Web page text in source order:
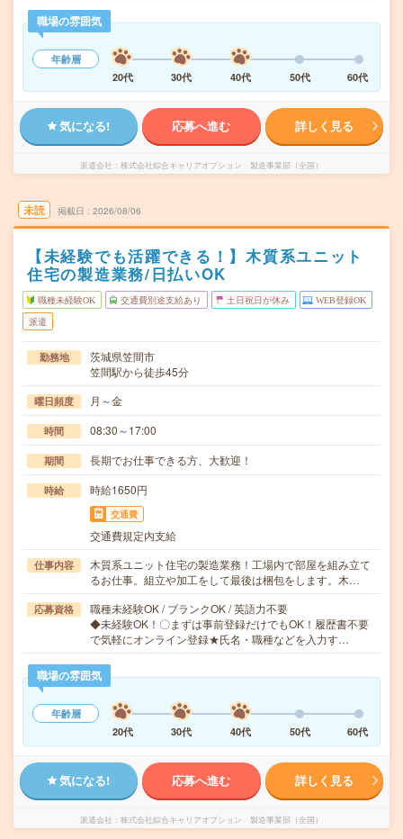
職場の雰囲気
年齢層
20代
30代 40代 50代 60代
気になる! 応募へ進む 詳しく見る
派遣会社 株式会社綜合キャリアオプション 製造事業部（全国）
未読 掲載日 2026/08/06
【未経験でも活躍できる！】木質系ユニット
住宅の製造業務/日払いOK
職種未経験OK 交通費別途支給あり 土日祝日が休み WEB登録OK
派遣
勤務地
茨城県笠間市
笠間駅から徒歩45分
曜日頻度 月～金
時間 08:30～17:00
期間 長期でお仕事できる方、大歓迎！
時給 時給1650円
交通費
交通費規定内支給
仕事内容
木質系ユニット住宅の製造業務！工場内で部屋を組み立て
るお仕事。組立や加工をして最後は梱包をします。木…
応募資格
職種未経験OK / ブランクOK / 英語力不要
◆未経験OK！〇まずは事前登録だけでもOK！履歴書不要
で気軽にオンライン登録★氏名・職種などを入力す…
職場の雰囲気
年齢層
20代
30代 40代 50代 60代
気になる! 応募へ進む 詳しく見る
派遣会社 株式会社綜合キャリアオプション 製造事業部（全国）